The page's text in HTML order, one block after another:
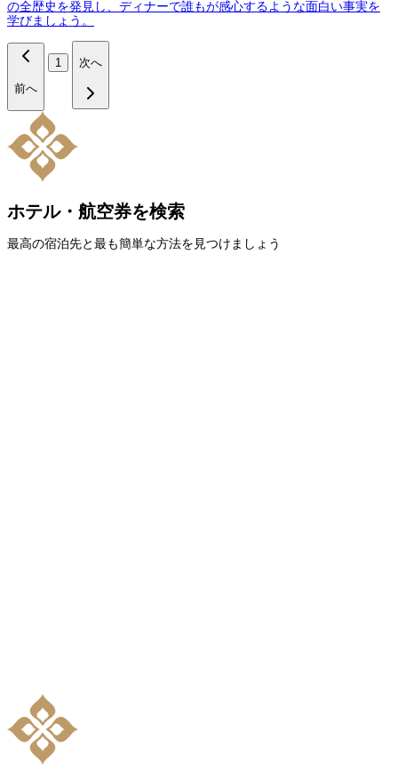
の全歴史を発見し、ディナーで誰もが感心するような面白い事実を
学びましょう。
前へ
1 次へ
ホテル・航空券を検索
最高の宿泊先と最も簡単な方法を見つけましょう